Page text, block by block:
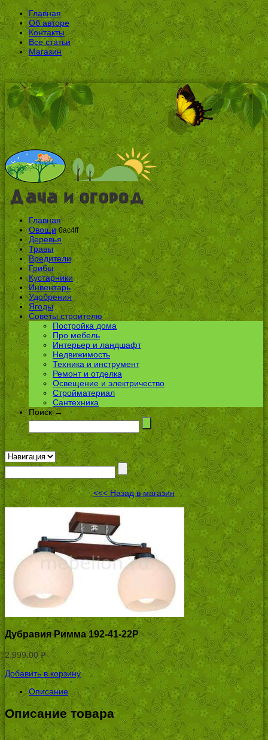
Главная
Об авторе
Контакты
Все статьи
Магазин
Главная
Овощи 0ac4ff
Деревья
Травы
Вредители
Грибы
Кустарники
Инвентарь
Удобрения
Ягоды
Советы строителю
Постройка дома
Про мебель
Интерьер и ландшафт
Недвижимость
Техника и инструмент
Ремонт и отделка
Освещение и электричество
Стройматериал
Сантехника
Поиск →
<<< Назад в магазин
Дубравия Римма 192-41-22P
2,999.00Р
УБ.
Добавить в корзину
Описание
Описание товара